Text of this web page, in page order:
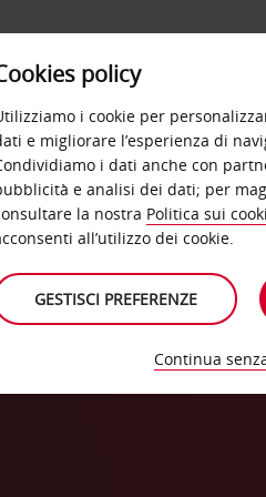
OFFERTE
policy
i cookie per
e migliorare l’esperienza di
i dati anche con
e analisi dei dati; per
la nostra Politica sui
all’utilizzo dei cookie.
GESTISCI PREFERENZE
Continua